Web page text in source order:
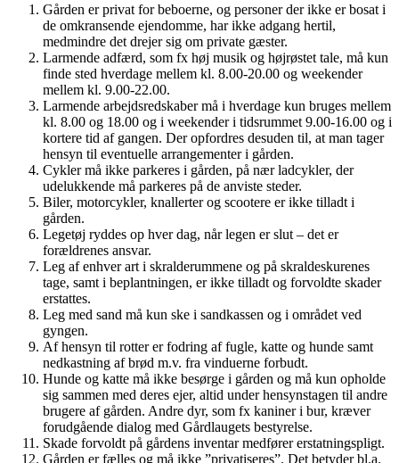
Gården er privat for beboerne, og personer der ikke er bosat i
de omkransende ejendomme, har ikke adgang hertil,
medmindre det drejer sig om private gæster.
Larmende adfærd, som fx høj musik og højrøstet tale, må kun
finde sted hverdage mellem kl. 8.00-20.00 og weekender
mellem kl. 9.00-22.00.
Larmende arbejdsredskaber må i hverdage kun bruges mellem
kl. 8.00 og 18.00 og i weekender i tidsrummet 9.00-16.00 og i
kortere tid af gangen. Der opfordres desuden til, at man tager
hensyn til eventuelle arrangementer i gården.
Cykler må ikke parkeres i gården, på nær ladcykler, der
udelukkende må parkeres på de anviste steder.
Biler, motorcykler, knallerter og scootere er ikke tilladt i
gården.
Legetøj ryddes op hver dag, når legen er slut – det er
forældrenes ansvar.
Leg af enhver art i skralderummene og på skraldeskurenes
tage, samt i beplantningen, er ikke tilladt og forvoldte skader
erstattes.
Leg med sand må kun ske i sandkassen og i området ved
gyngen.
Af hensyn til rotter er fodring af fugle, katte og hunde samt
nedkastning af brød m.v. fra vinduerne forbudt.
Hunde og katte må ikke besørge i gården og må kun opholde
sig sammen med deres ejer, altid under hensynstagen til andre
brugere af gården. Andre dyr, som fx kaniner i bur, kræver
forudgående dialog med Gårdlaugets bestyrelse.
Skade forvoldt på gårdens inventar medfører erstatningspligt.
Gården er fælles og må ikke ”privatiseres”. Det betyder bl.a.